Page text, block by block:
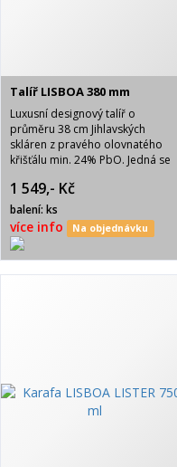
Talíř LISBOA 380 mm
Luxusní designový talíř o
průměru 38 cm Jihlavských
skláren z pravého olovnatého
křišťálu min. 24% PbO. Jedná se
vzhledu. Baleno v bílé krabici.
Možnost pískování viz logo Aero.
1 549,- Kč
balení: ks
více info Na objednávku